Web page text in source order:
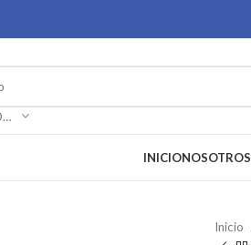
SELECCIONAR CATEGORÍA
INICIONOSOTROS
Inicio